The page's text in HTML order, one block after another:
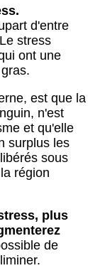
d'entre
stress
ont une
est que la
n'est
et qu'elle
surplus les
sous
région
plus
de